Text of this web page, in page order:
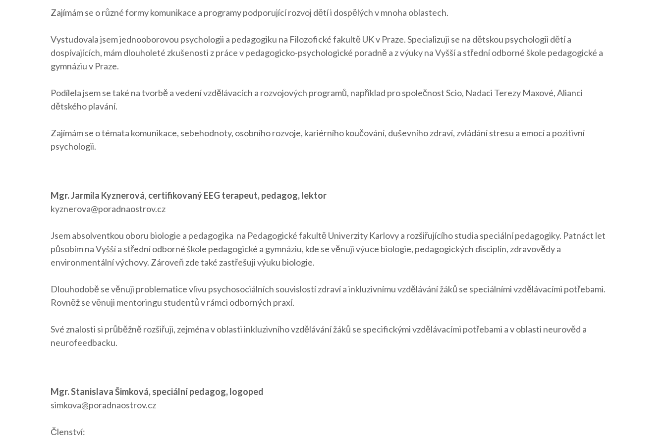
Zajímám se o různé formy komunikace a programy podporující rozvoj dětí i dospělých v mnoha oblastech.
Vystudovala jsem jednooborovou psychologii a pedagogiku na Filozofické fakultě UK v Praze. Specializuji se na dětskou psychologii dětí a
dospívajících, mám dlouholeté zkušenosti z práce v pedagogicko-psychologické poradně a z výuky na Vyšší a střední odborné škole pedagogické a
gymnáziu v Praze.
Podílela jsem se také na tvorbě a vedení vzdělávacích a rozvojových programů, například pro společnost Scio, Nadaci Terezy Maxové, Alianci
dětského plavání.
Zajímám se o témata komunikace, sebehodnoty, osobního rozvoje, kariérního koučování, duševního zdraví, zvládání stresu a emocí a pozitivní
psychologii.
Mgr. Jarmila Kyznerová, certifikovaný EEG terapeut, pedagog, lektor
kyznerova@poradnaostrov.cz
Jsem absolventkou oboru biologie a pedagogika na Pedagogické fakultě Univerzity Karlovy a rozšiřujícího studia speciální pedagogiky. Patnáct let
působím na Vyšší a střední odborné škole pedagogické a gymnáziu, kde se věnuji výuce biologie, pedagogických disciplín, zdravovědy a
environmentální výchovy. Zároveň zde také zastřešuji výuku biologie.
Dlouhodobě se věnuji problematice vlivu psychosociálních souvislostí zdraví a inkluzivnímu vzdělávání žáků se speciálními vzdělávacími potřebami.
Rovněž se věnuji mentoringu studentů v rámci odborných praxí.
Své znalosti si průběžně rozšiřuji, zejména v oblasti inkluzivního vzdělávání žáků se specifickými vzdělávacími potřebami a v oblasti neurověd a
neurofeedbacku.
Mgr. Stanislava Šimková, speciální pedagog, logoped
simkova@poradnaostrov.cz
Členství: